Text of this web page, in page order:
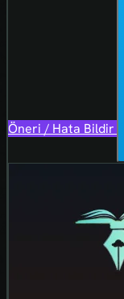
Öneri / Hata Bildir